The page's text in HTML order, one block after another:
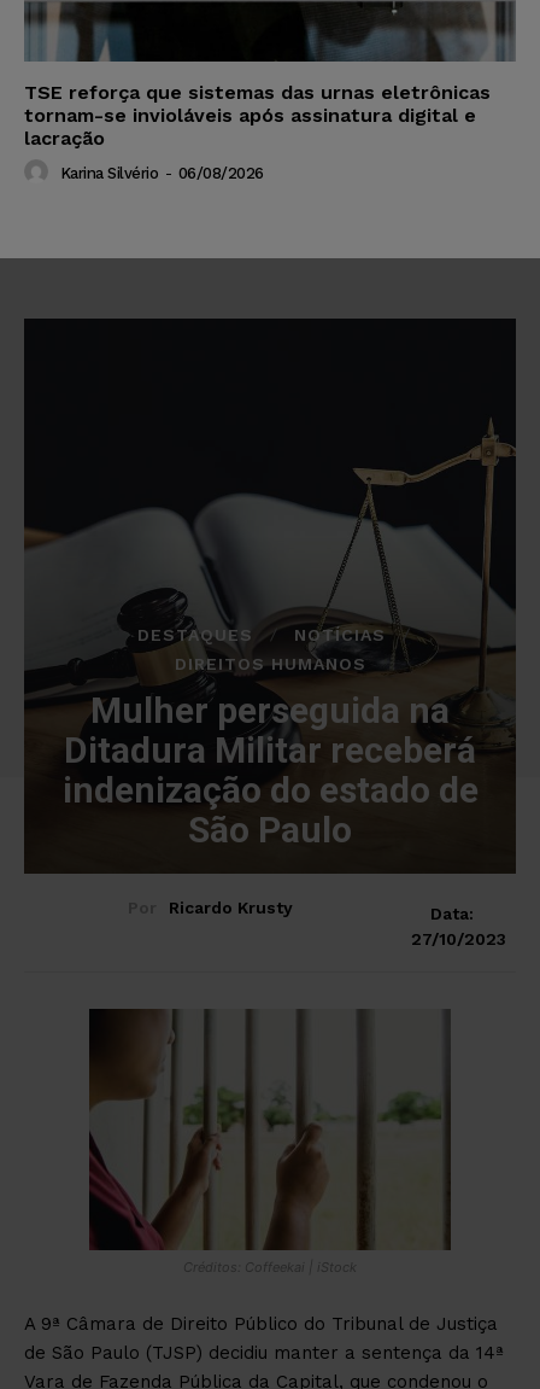
TSE reforça que sistemas das urnas eletrônicas
tornam-se invioláveis após assinatura digital e
lacração
Karina Silvério - 06/08/2026